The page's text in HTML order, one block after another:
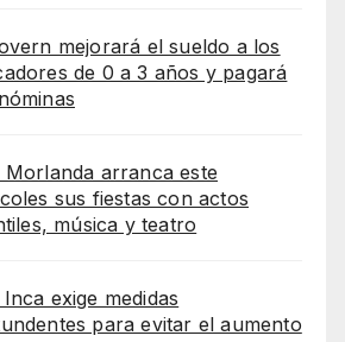
mejorará el sueldo a los
de 0 a 3 años y pagará
Morlanda arranca este
sus fiestas con actos
música y teatro
Inca exige medidas
para evitar el aumento